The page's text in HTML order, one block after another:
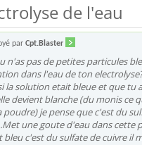
de l'eau
par Cpt.Blaster
n'as pas de petites particules
dans l'eau de ton
la solution etait bleue et que tu
devient blanche (du monis ce
poudre) je pense que c'est du
une goute d'eau dans cette
bleu c'est du sulfate de cuivre il